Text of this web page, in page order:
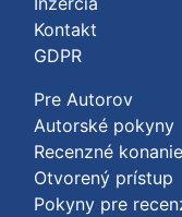
Kontakt
GDPR
Pre Autorov
Autorské pokyny
Recenzné konanie
Otvorený prístup
Pokyny pre